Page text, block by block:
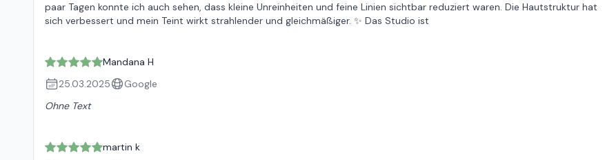
paar Tagen konnte ich auch sehen, dass kleine Unreinheiten und feine Linien sichtbar reduziert waren. Die Hautstruktur hat
sich verbessert und mein Teint wirkt strahlender und gleichmäßiger. ✨ Das Studio ist
Mandana H
25.03.2025
Google
Ohne Text
martin k